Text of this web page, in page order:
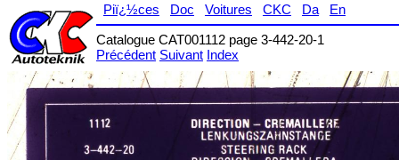
Piï¿½ces Doc Voitures CKC Da
En
Catalogue CAT001112 page 3-442-20-1
Précédent Suivant Index